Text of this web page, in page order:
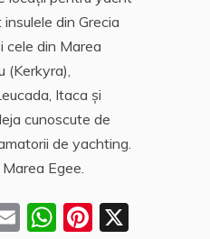
l
s
A
p
p
e
st
din Grecia
cele din Marea
(Kerkyra),
Itaca şi
cunoscute de
de yachting.
Egee.
E
W Pi